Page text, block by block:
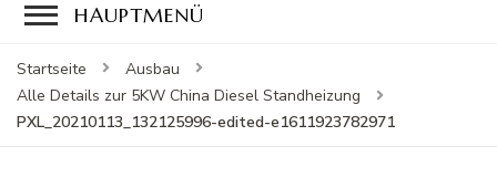
HAUPTMENÜ
Startseite
Ausbau
Alle Details zur 5KW China Diesel Standheizung
PXL_20210113_132125996-edited-e1611923782971